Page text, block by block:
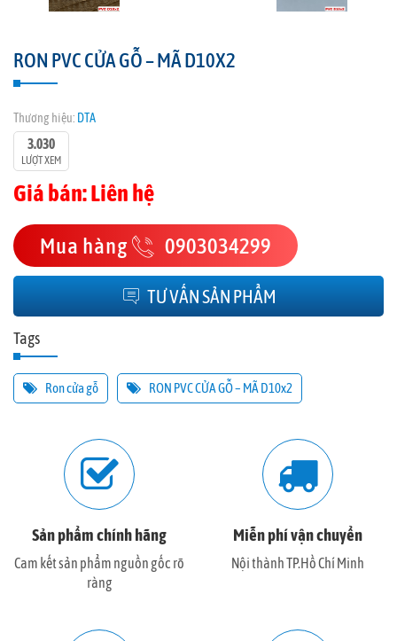
RON PVC CỬA GỖ – MÃ D10X2
Thương hiệu: DTA
3.030
LƯỢT XEM
Giá bán: Liên hệ
Mua hàng 0903034299
TƯ VẤN SẢN PHẨM
Tags
Ron cửa gỗ RON PVC CỬA GỖ – MÃ D10x2
Sản phẩm chính hãng
Cam kết sản phẩm nguồn gốc rõ
ràng
Miễn phí vận chuyển
Nội thành TP.Hồ Chí Minh